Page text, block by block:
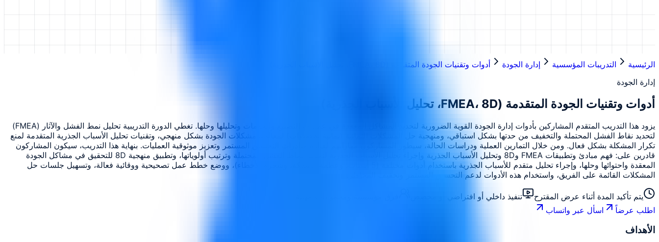
الرئيسية التدريبات المؤسسية إدارة الجودة
أدوات وتقنيات الجودة المتقدمة (FMEA، 8D، تحليل الأسباب الجذرية)
إدارة الجودة
أدوات وتقنيات الجودة المتقدمة (FMEA، 8D، تحليل الأسباب الجذرية)
يزود هذا التدريب المتقدم المشاركين بأدوات إدارة الجودة القوية الضرورية لتحديد المشاكل المعقدة في عمليات التصنيع والخدمات وتحليلها وحلها. تغطي الدورة التدريبية تحليل نمط الفشل والآثار (FMEA)
لتحديد نقاط الفشل المحتملة والتخفيف من حدتها بشكل استباقي، ومنهجية حل المشكلات الثمانية (ثمانية تخصصات) لمعالجة مشكلات الجودة بشكل منهجي، وتقنيات تحليل الأسباب الجذرية المتقدمة لمنع
تكرار المشكلة بشكل فعال. ومن خلال التمارين العملية ودراسات الحالة، سيطور المشاركون مهاراتهم لقيادة مبادرات التحسين المستمر وتعزيز موثوقية العمليات. بنهاية هذا التدريب، سيكون المشاركون
قادرين على: فهم مبادئ وتطبيقات FMEA و8D وتحليل الأسباب الجذرية وإجراء تحليل الأسباب الجذرية لتحديد أنماط الفشل المحتملة وترتيب أولوياتها، وتطبيق منهجية 8D للتحقيق في مشاكل الجودة
المعقدة واحتوائها وحلها، وإجراء تحليل متقدم للأسباب الجذرية باستخدام أدوات مختلفة (5 أسباب، وعظمة السمكة، وشجرة الأخطاء)، ووضع خطط عمل تصحيحية ووقائية فعالة، وتسهيل جلسات حل
المشكلات القائمة على الفريق، واستخدام هذه الأدوات لدعم التحسين المستمر وتخفيف المخاطر.
يتم تأكيد المدة أثناء عرض المقترح تنفيذ داخلي أو افتراضي أو مخصص
اطلب عرضاً
اسأل عبر واتساب
الأهداف